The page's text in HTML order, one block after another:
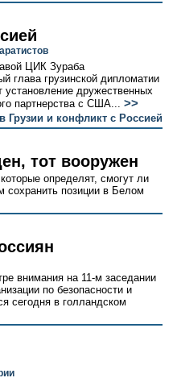
ЦИК Зураба
грузинской дипломатии
установление дружественных
партнерства с США... >>
Грузии и конфликт с Россией
тот вооружен
определят, смогут ли
сохранить позиции в Белом
внимания на 11-м заседании
по безопасности и
сегодня в голландском